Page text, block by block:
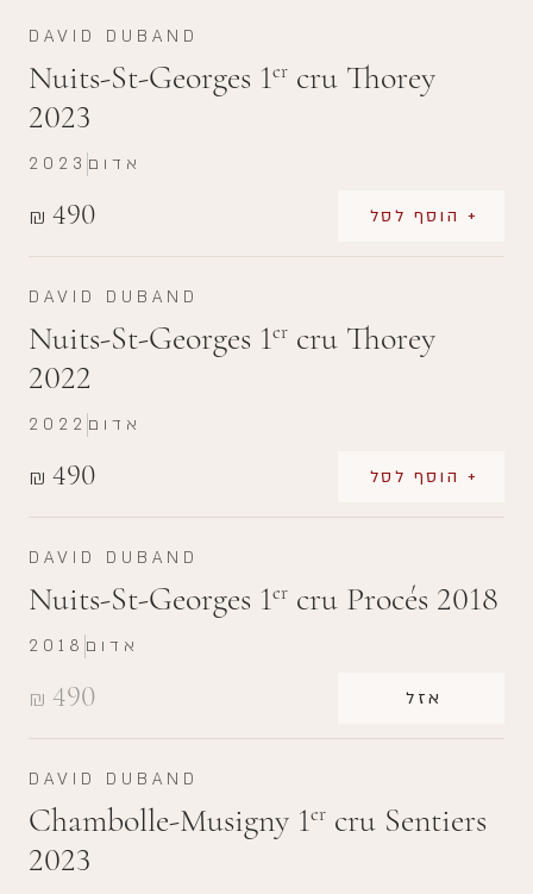
DAVID DUBAND
Nuits-St-Georges 1er cru Thorey
2023
₪ 490 + הוסף לסל
2023 אדום
DAVID DUBAND
Nuits-St-Georges 1er cru Thorey
2022
₪ 490 + הוסף לסל
2022 אדום
DAVID DUBAND
Nuits-St-Georges 1er cru Procés 2018
₪ 490 אזל
2018 אדום
DAVID DUBAND
Chambolle-Musigny 1er cru Sentiers
2023